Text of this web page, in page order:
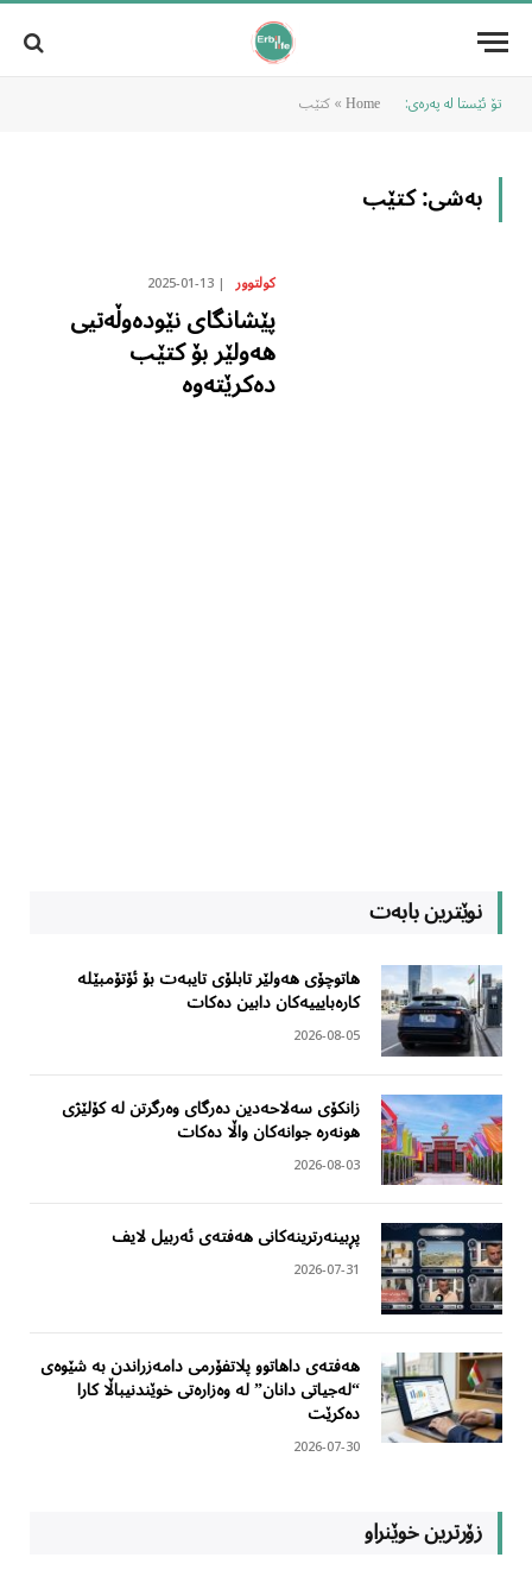
تۆ ئێستا لە پەرەی: Home
»کتێب
بەشی:کتێب
کولتوور 2025-01-13
پێشانگای نێودەوڵەتیی
هەولێر بۆ کتێب
دەکرێتەوە
نوێترین بابەت
هاتوچۆی هەولێر تابلۆی تایبەت بۆ ئۆتۆمبێلە
کارەبایییەکان دابین دەکات
2026-08-05
زانکۆی سەلاحەدین دەرگای وەرگرتن لە کۆلێژی
هونەرە جوانەکان واڵا دەکات
2026-08-03
پڕبینەرترینەکانی هەفتەی ئەربیل لایف
2026-07-31
هەفتەی داهاتوو پلاتفۆرمی دامەزراندن بە شێوەی
“لەجیاتی دانان” لە وەزارەتی خوێندنیباڵا کارا
دەکرێت
2026-07-30
زۆرترین خوێنراو